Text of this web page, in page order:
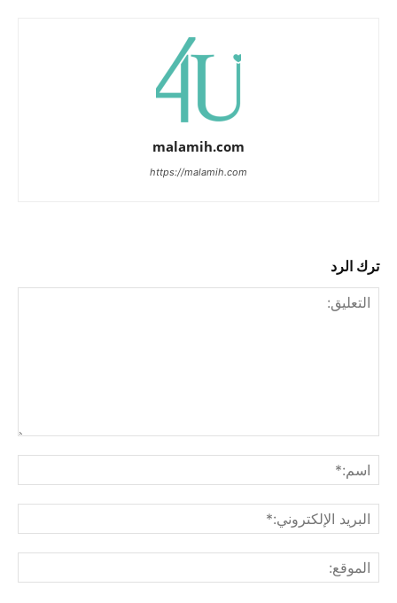
malamih.com
https://malamih.com
ترك الرد